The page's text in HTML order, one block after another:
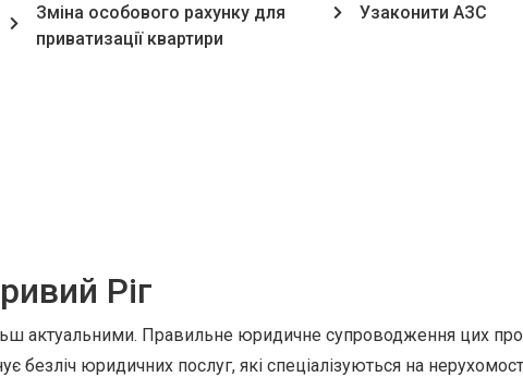
Зміна особового рахунку для
приватизації квартири
Узаконити АЗС
Ріг
актуальними. Правильне юридичне супроводження цих
безліч юридичних послуг, які спеціалізуються на